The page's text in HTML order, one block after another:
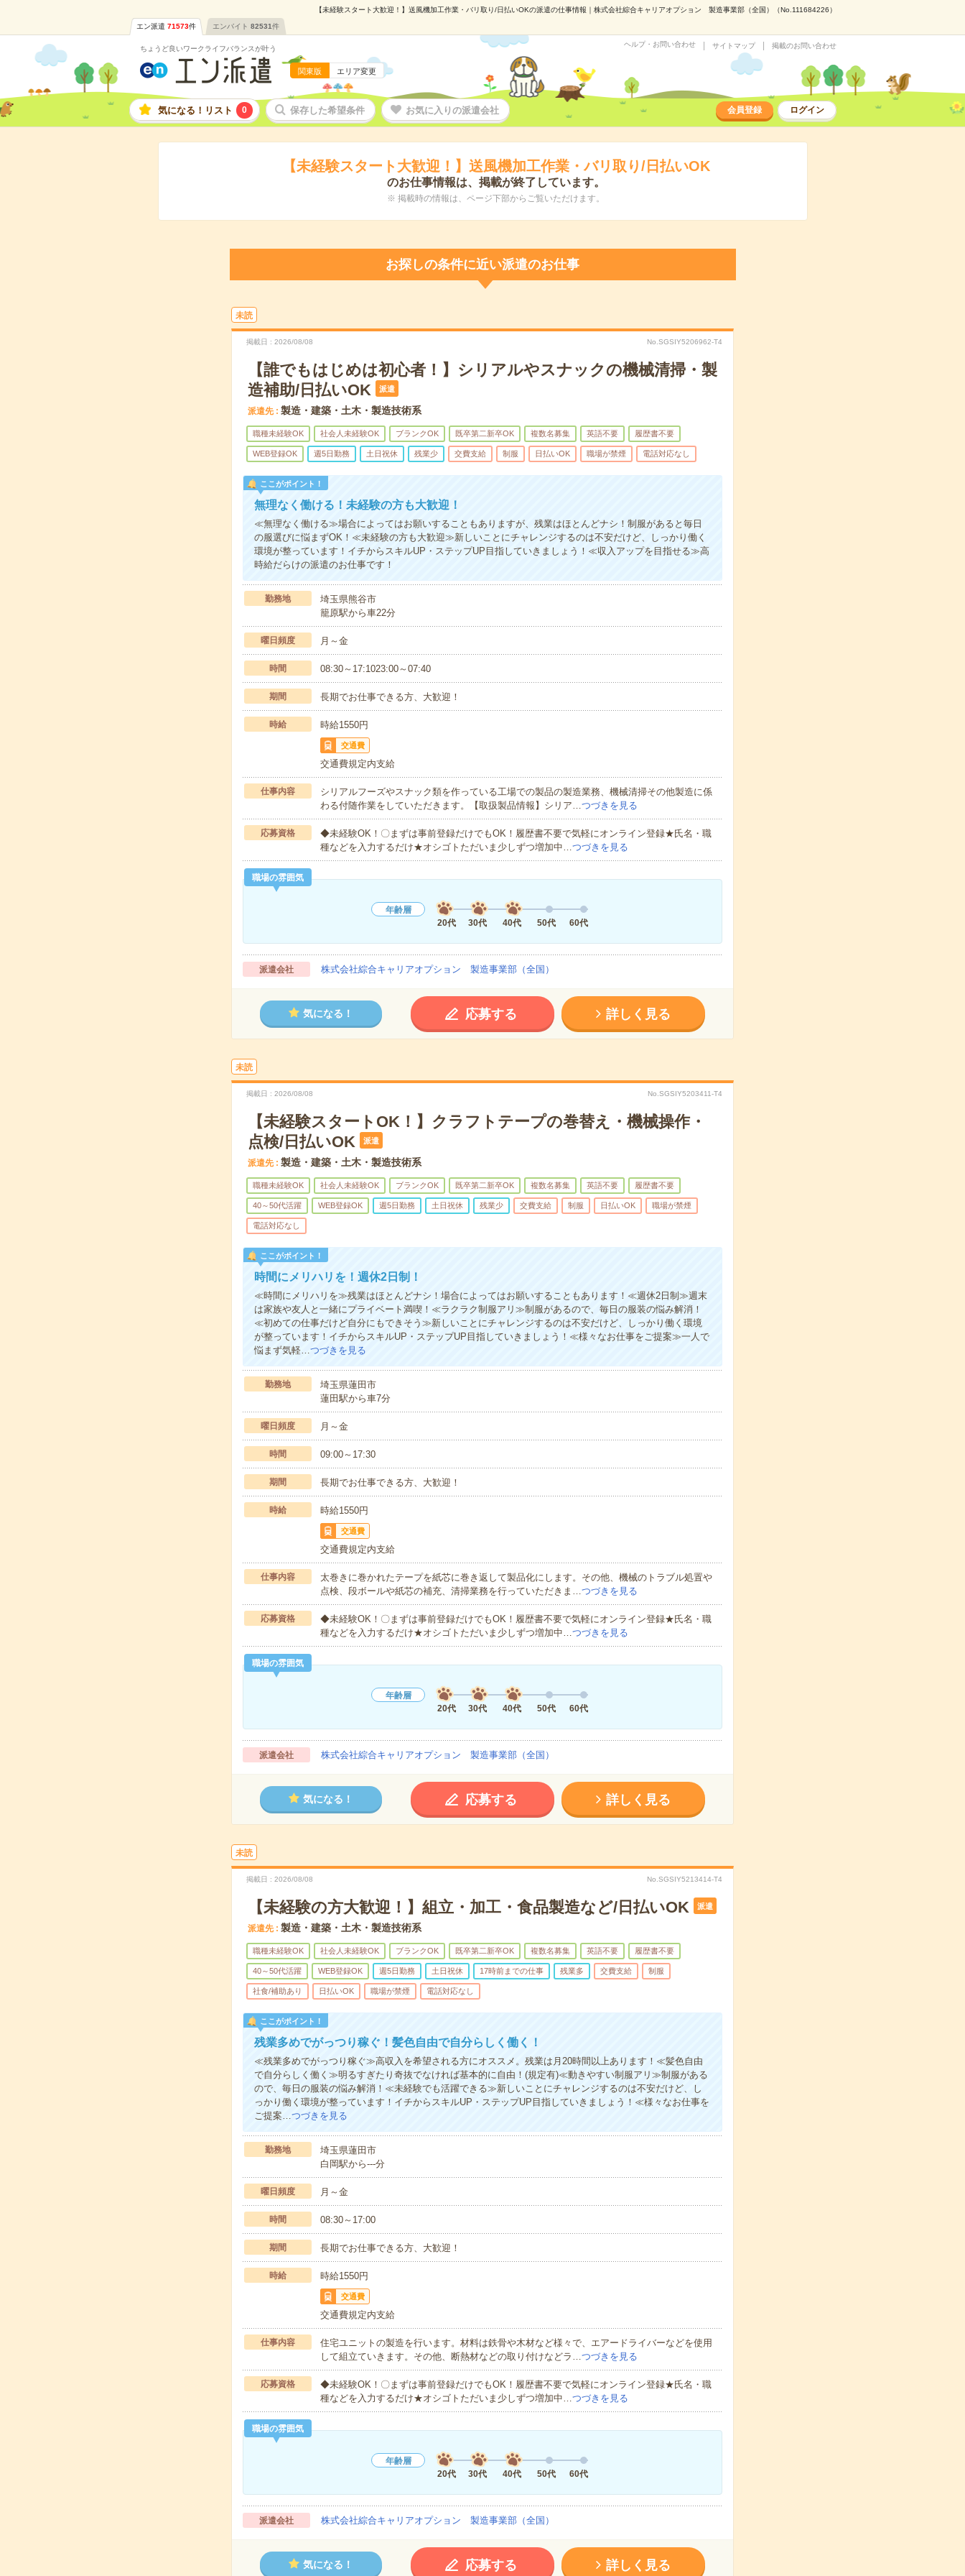
【未経験スタート大歓迎！】送風機加工作業・バリ取り/日払いOKの派遣の仕事情報｜株式会社綜合キャリアオプション 製造事業部（全国）（No.111684226）
エン派遣 71573件 エンバイト 82531件
ちょうど良いワークライフバランスが叶う
関東版 エリア変更
ヘルプ・お問い合わせ サイトマップ 掲載のお問い合わせ
気になる！リスト 0 保存した希望条件 お気に入りの派遣会社 会員登録 ログイン
【未経験スタート大歓迎！】送風機加工作業・バリ取り/日払いOK
のお仕事情報は、掲載が終了しています。
※ 掲載時の情報は、ページ下部からご覧いただけます。
お探しの条件に近い派遣のお仕事
未読
掲載日 2026/08/08 No.SGSIY5206962-T4
【誰でもはじめは初心者！】シリアルやスナックの機械清掃・製
造補助/日払いOK
派遣
派遣先 製造・建築・土木・製造技術系
職種未経験OK 社会人未経験OK ブランクOK 既卒第二新卒OK 複数名募集 英語不要 履歴書不要
WEB登録OK 週5日勤務 土日祝休 残業少 交費支給 制服 日払いOK 職場が禁煙 電話対応なし
ここがポイント！
無理なく働ける！未経験の方も大歓迎！
≪無理なく働ける≫場合によってはお願いすることもありますが、残業はほとんどナシ！制服があると毎日
の服選びに悩まずOK！≪未経験の方も大歓迎≫新しいことにチャレンジするのは不安だけど、しっかり働く
環境が整っています！イチからスキルUP・ステップUP目指していきましょう！≪収入アップを目指せる≫高
時給だらけの派遣のお仕事です！
勤務地
埼玉県熊谷市
籠原駅から車22分
曜日頻度 月～金
時間 08:30～17:1023:00～07:40
期間 長期でお仕事できる方、大歓迎！
時給 時給1550円
交通費
交通費規定内支給
仕事内容
シリアルフーズやスナック類を作っている工場での製品の製造業務、機械清掃その他製造に係
わる付随作業をしていただきます。【取扱製品情報】シリア…つづきを見る
応募資格
◆未経験OK！〇まずは事前登録だけでもOK！履歴書不要で気軽にオンライン登録★氏名・職
種などを入力するだけ★オシゴトただいま少しずつ増加中…つづきを見る
職場の雰囲気
年齢層
20代
30代 40代 50代 60代
派遣会社 株式会社綜合キャリアオプション 製造事業部（全国）
気になる！ 応募する 詳しく見る
未読
掲載日 2026/08/08 No.SGSIY5203411-T4
【未経験スタートOK！】クラフトテープの巻替え・機械操作・
点検/日払いOK
派遣
派遣先 製造・建築・土木・製造技術系
職種未経験OK 社会人未経験OK ブランクOK 既卒第二新卒OK 複数名募集 英語不要 履歴書不要
40～50代活躍 WEB登録OK 週5日勤務 土日祝休 残業少 交費支給 制服 日払いOK 職場が禁煙
電話対応なし
ここがポイント！
時間にメリハリを！週休2日制！
≪時間にメリハリを≫残業はほとんどナシ！場合によってはお願いすることもあります！≪週休2日制≫週末
は家族や友人と一緒にプライベート満喫！≪ラクラク制服アリ≫制服があるので、毎日の服装の悩み解消！
≪初めての仕事だけど自分にもできそう≫新しいことにチャレンジするのは不安だけど、しっかり働く環境
が整っています！イチからスキルUP・ステップUP目指していきましょう！≪様々なお仕事をご提案≫一人で
悩まず気軽…つづきを見る
勤務地
埼玉県蓮田市
蓮田駅から車7分
曜日頻度 月～金
時間 09:00～17:30
期間 長期でお仕事できる方、大歓迎！
時給 時給1550円
交通費
交通費規定内支給
仕事内容
太巻きに巻かれたテープを紙芯に巻き返して製品化にします。その他、機械のトラブル処置や
点検、段ボールや紙芯の補充、清掃業務を行っていただきま…つづきを見る
応募資格
◆未経験OK！〇まずは事前登録だけでもOK！履歴書不要で気軽にオンライン登録★氏名・職
種などを入力するだけ★オシゴトただいま少しずつ増加中…つづきを見る
職場の雰囲気
年齢層
20代
30代 40代 50代 60代
派遣会社 株式会社綜合キャリアオプション 製造事業部（全国）
気になる！ 応募する 詳しく見る
未読
掲載日 2026/08/08 No.SGSIY5213414-T4
【未経験の方大歓迎！】組立・加工・食品製造など/日払いOK 派遣
派遣先 製造・建築・土木・製造技術系
職種未経験OK 社会人未経験OK ブランクOK 既卒第二新卒OK 複数名募集 英語不要 履歴書不要
40～50代活躍 WEB登録OK 週5日勤務 土日祝休 17時前までの仕事 残業多 交費支給 制服
社食/補助あり 日払いOK 職場が禁煙 電話対応なし
ここがポイント！
残業多めでがっつり稼ぐ！髪色自由で自分らしく働く！
≪残業多めでがっつり稼ぐ≫高収入を希望される方にオススメ。残業は月20時間以上あります！≪髪色自由
で自分らしく働く≫明るすぎたり奇抜でなければ基本的に自由！(規定有)≪動きやすい制服アリ≫制服がある
ので、毎日の服装の悩み解消！≪未経験でも活躍できる≫新しいことにチャレンジするのは不安だけど、し
っかり働く環境が整っています！イチからスキルUP・ステップUP目指していきましょう！≪様々なお仕事を
ご提案…つづきを見る
勤務地
埼玉県蓮田市
白岡駅から---分
曜日頻度 月～金
時間 08:30～17:00
期間 長期でお仕事できる方、大歓迎！
時給 時給1550円
交通費
交通費規定内支給
仕事内容
住宅ユニットの製造を行います。材料は鉄骨や木材など様々で、エアードライバーなどを使用
して組立ていきます。その他、断熱材などの取り付けなどラ…つづきを見る
応募資格
◆未経験OK！〇まずは事前登録だけでもOK！履歴書不要で気軽にオンライン登録★氏名・職
種などを入力するだけ★オシゴトただいま少しずつ増加中…つづきを見る
職場の雰囲気
年齢層
20代
30代 40代 50代 60代
派遣会社 株式会社綜合キャリアオプション 製造事業部（全国）
気になる！ 応募する 詳しく見る